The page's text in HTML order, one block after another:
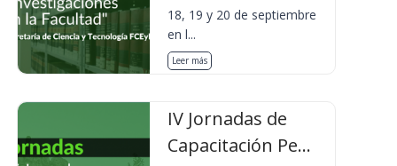
18, 19 y 20 de septiembre
en l...
Leer más
IV Jornadas de
Capacitación Pe...